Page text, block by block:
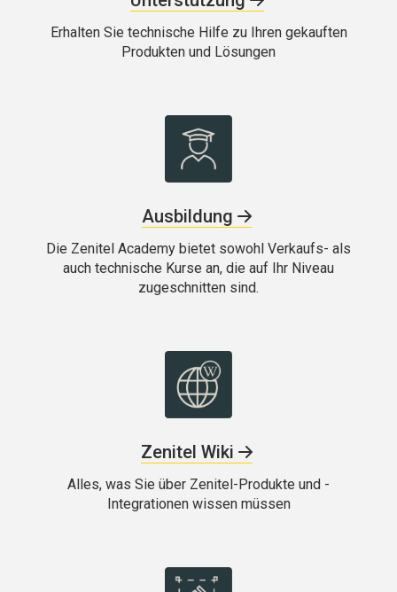
Erhalten Sie technische Hilfe zu Ihren gekauften
Produkten und Lösungen
Ausbildung
Die Zenitel Academy bietet sowohl Verkaufs- als
auch technische Kurse an, die auf Ihr Niveau
zugeschnitten sind.
Zenitel Wiki
Alles, was Sie über Zenitel-Produkte und -
Integrationen wissen müssen